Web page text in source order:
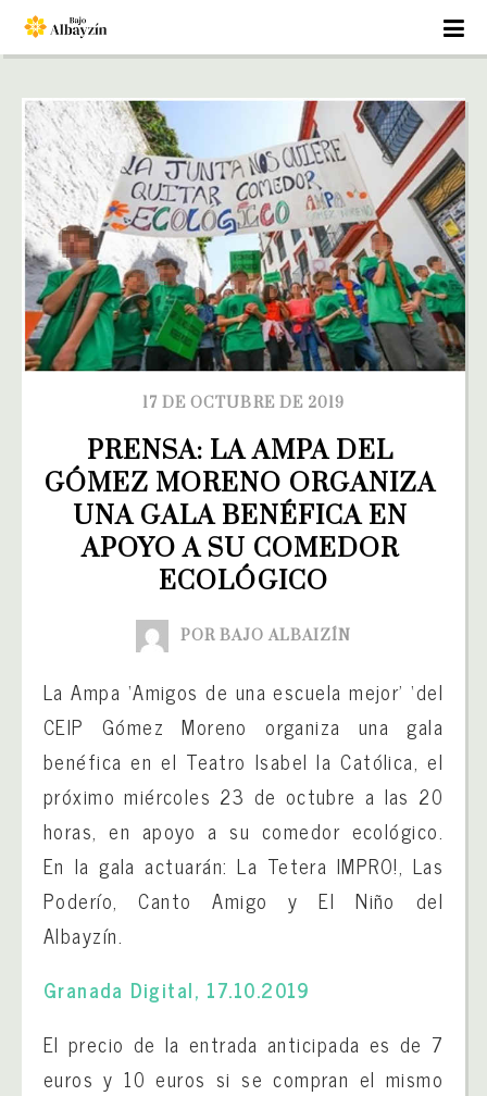
17 DE OCTUBRE DE 2019
PRENSA: LA AMPA DEL
GÓMEZ MORENO ORGANIZA
UNA GALA BENÉFICA EN
APOYO A SU COMEDOR
ECOLÓGICO
POR BAJO ALBAIZÍN
La Ampa ‘Amigos de una escuela mejor’ ‘del
CEIP Gómez Moreno organiza una gala
benéfica en el Teatro Isabel la Católica, el
próximo miércoles 23 de octubre a las 20
horas, en apoyo a su comedor ecológico.
En la gala actuarán: La Tetera IMPRO!, Las
Poderío, Canto Amigo y El Niño del
Albayzín.
Granada Digital, 17.10.2019
El precio de la entrada anticipada es de 7
euros y 10 euros si se compran el mismo